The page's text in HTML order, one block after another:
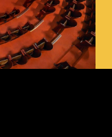
demi